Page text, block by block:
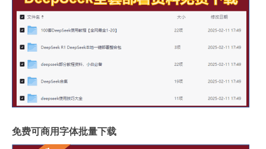
免费可商用字体批量下载